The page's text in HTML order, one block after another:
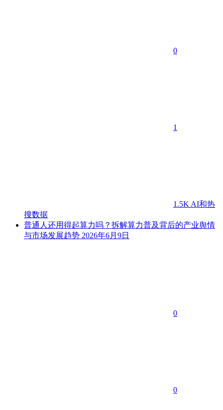
0
1
1.5K AI和热
搜数据
普通人还用得起算力吗？拆解算力普及背后的产业舆情
与市场发展趋势 2026年6月9日
0
0